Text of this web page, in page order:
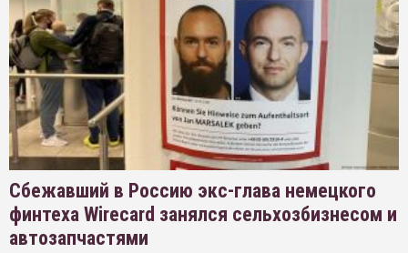
Сбежавший в Россию экс-глава немецкого
финтеха Wirecard занялся сельхозбизнесом и
автозапчастями